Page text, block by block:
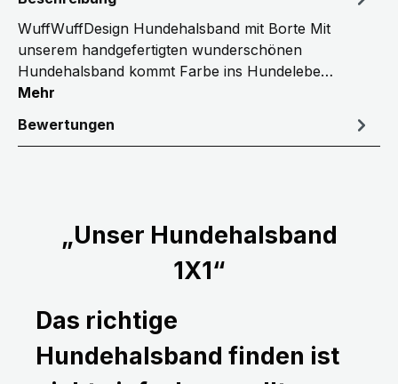
WuffWuffDesign Hundehalsband mit Borte Mit
unserem handgefertigten wunderschönen
Hundehalsband kommt Farbe ins Hundelebe…
Mehr
Bewertungen
„Unser Hundehalsband
1X1“
Das richtige
Hundehalsband finden ist